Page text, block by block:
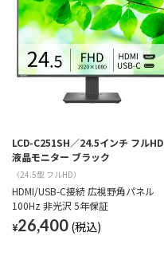
LCD-C251SH／24.5インチ フルHD
液晶モニター ブラック
（24.5型 フルHD）
HDMI/USB-C接続 広視野角パネル
100Hz 非光沢 5年保証
¥26,400